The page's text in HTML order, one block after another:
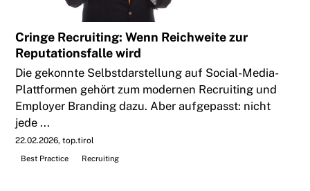
Cringe Recruiting: Wenn Reichweite zur
Reputationsfalle wird
Die gekonnte Selbstdarstellung auf Social-Media-
Plattformen gehört zum modernen Recruiting und
Employer Branding dazu. Aber aufgepasst: nicht
jede ...
22.02.2026 top.tirol
Best Practice
Recruiting